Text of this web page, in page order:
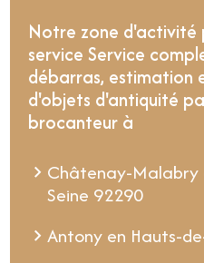
Notre zone d'activité
service Service
débarras, estimation
d'objets d'antiquité
brocanteur à
Châtenay-Malabry
Seine 92290
Antony en Hauts-